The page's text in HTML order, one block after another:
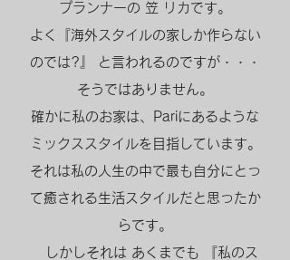
プランナーの 笠 リカです。
よく『海外スタイルの家しか作らない
のでは?』 と言われるのですが・・・
そうではありません。
確かに私のお家は、Pariにあるような
ミックススタイルを目指しています。
それは私の人生の中で最も自分にとっ
て癒される生活スタイルだと思ったか
らです。
しかしそれは あくまでも 『私のス